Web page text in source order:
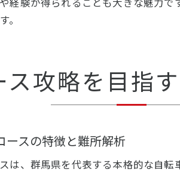
。
攻略を目指
ースの特徴と難所解析
は、群馬県を代表する本格的な自